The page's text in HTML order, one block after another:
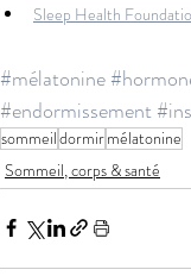
Sleep Health
#mélatonine
#endormissement
sommeildormirmélatonine
Sommeil, corps & santé